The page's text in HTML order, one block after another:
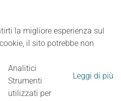
la migliore esperienza sul
il sito potrebbe non
Leggi di più
Analitici
Strumenti
utilizzati per